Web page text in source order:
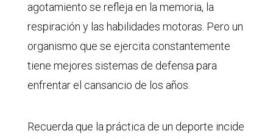
agotamiento se refleja en la memoria, la
respiración y las habilidades motoras. Pero un
organismo que se ejercita constantemente
tiene mejores sistemas de defensa para
enfrentar el cansancio de los años.
Recuerda que la práctica de un deporte incide